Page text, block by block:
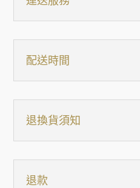
配送時間
退換貨須知
退款